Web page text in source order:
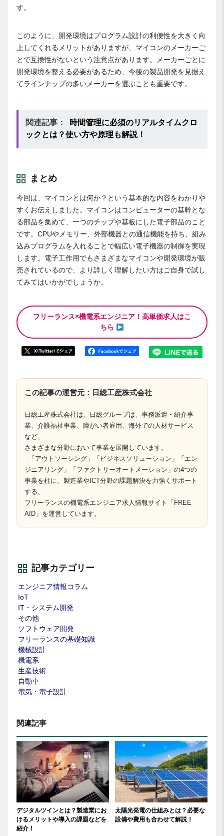
す。
このように、開発環境はプログラム設計の利便性を大きく向
上してくれるメリットがありますが、マイコンのメーカーご
とで互換性がないという注意点があります。メーカーごとに
開発環境を整える必要があるため、今後の製品開発を見据え
てラインナップの多いメーカーを選ぶことも重要です。
関連記事：
時間管理に必須のリアルタイムクロ
ックとは？使い方や原理も解説！
まとめ
今回は、マイコンとは何か？という基本的な内容をわかりや
すくお伝えしました。マイコンはコンピューターの基幹とな
る部品を集めて、一つのチップや基板にした電子部品のこと
です。CPUやメモリー、外部機器との通信機能を持ち、組み
込みプログラムを入れることで幅広い電子機器の制御を実現
します。電子工作用でもさまざまなマイコンや開発環境が販
売されているので、より詳しく理解したい方はご自身で試し
てみてはいかがでしょうか。
フリーランス×機電系エンジニア！高単価求人はこ
ちら
この記事の運営元：日総工産株式会社
日総工産株式会社は、日総グループは、事務派遣・紹介事
業、介護福祉事業、障がい者雇用、海外での人材サービス
など、
さまざまな分野において事業を展開しています。
「アウトソーシング」「ビジネスソリューション」「エン
ジニアリング」「ファクトリーオートメーション」の4つの
事業を柱に、製造業やICT分野の課題解決を力強くサポート
する、
フリーランスの機電系エンジニア求人情報サイト「FREE
AID」を運営しています。
記事カテゴリー
エンジニア情報コラム
IoT
IT・システム開発
その他
ソフトウェア開発
フリーランスの基礎知識
機械設計
機電系
生産技術
自動車
電気・電子設計
関連記事
デジタルツインとは？製造業にお
けるメリットや導入の課題などを
紹介！
太陽光発電の仕組みとは？必要な
設備や費用も合わせて解説！